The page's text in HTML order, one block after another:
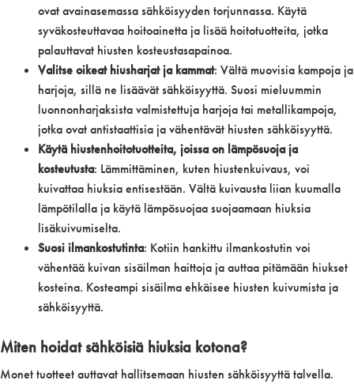
ovat avainasemassa sähköisyyden torjunnassa. Käytä
syväkosteuttavaa hoitoainetta ja lisää hoitotuotteita, jotka
palauttavat hiusten kosteustasapainoa.
Valitse oikeat hiusharjat ja kammat: Vältä muovisia kampoja ja
harjoja, sillä ne lisäävät sähköisyyttä. Suosi mieluummin
luonnonharjaksista valmistettuja harjoja tai metallikampoja,
jotka ovat antistaattisia ja vähentävät hiusten sähköisyyttä.
Käytä hiustenhoitotuotteita, joissa on lämpösuoja ja
kosteutusta: Lämmittäminen, kuten hiustenkuivaus, voi
kuivattaa hiuksia entisestään. Vältä kuivausta liian kuumalla
lämpötilalla ja käytä lämpösuojaa suojaamaan hiuksia
lisäkuivumiselta.
Suosi ilmankostutinta: Kotiin hankittu ilmankostutin voi
vähentää kuivan sisäilman haittoja ja auttaa pitämään hiukset
kosteina. Kosteampi sisäilma ehkäisee hiusten kuivumista ja
sähköisyyttä.
Miten hoidat sähköisiä hiuksia kotona?
Monet tuotteet auttavat hallitsemaan hiusten sähköisyyttä talvella.